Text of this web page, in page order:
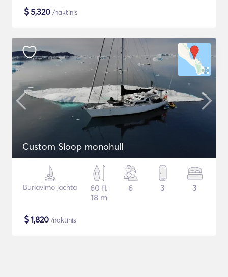
$5,320 /naktinis
Custom Sloop monohull
Buriavimo jachta
60 ft
18 m
6 3 3
$1,820 /naktinis